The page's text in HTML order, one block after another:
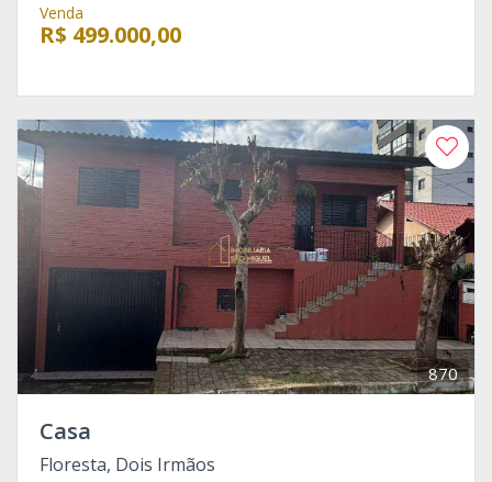
Venda
R$ 499.000,00
870
Casa
Floresta, Dois Irmãos